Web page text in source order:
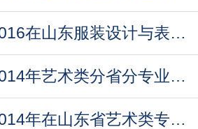
太原理工大学2016在山东服装设计与表演方向专业招生计划
太原理工大学2014年艺术类分省分专业招生计划
太原理工大学2014年在山东省艺术类专业招生计划